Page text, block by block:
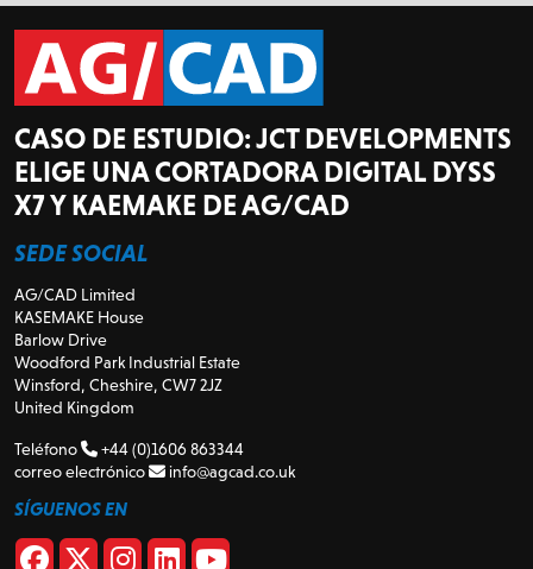
CASO DE ESTUDIO: JCT DEVELOPMENTS
ELIGE UNA CORTADORA DIGITAL DYSS
X7 Y KAEMAKE DE AG/CAD
SEDE SOCIAL
AG/CAD Limited
KASEMAKE House
Barlow Drive
Woodford Park Industrial Estate
Winsford, Cheshire, CW7 2JZ
United Kingdom
Teléfono
+44 (0)1606 863344
correo electrónico
info@agcad.co.uk
SÍGUENOS EN